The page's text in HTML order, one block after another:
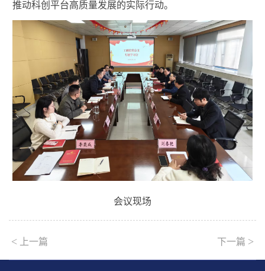
推动科创平台高质量发展的实际行动。
会议现场
< 上一篇 下一篇 >